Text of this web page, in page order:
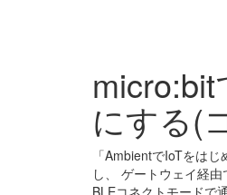
にする(
「AmbientでIoTをは
し、 ゲートウェイ経
BLEコネクトモードで